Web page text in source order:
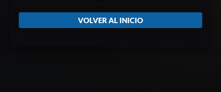
VOLVER AL INICIO